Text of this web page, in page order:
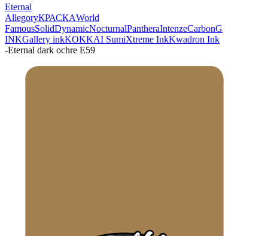
Eternal
AllegoryКРАСКАWorld
FamousSolidDynamicNocturnalPantheraIntenzeCarbonG
INKGallery inkKOKKAI SumiXtreme InkKwadron Ink
-Eternal dark ochre E59